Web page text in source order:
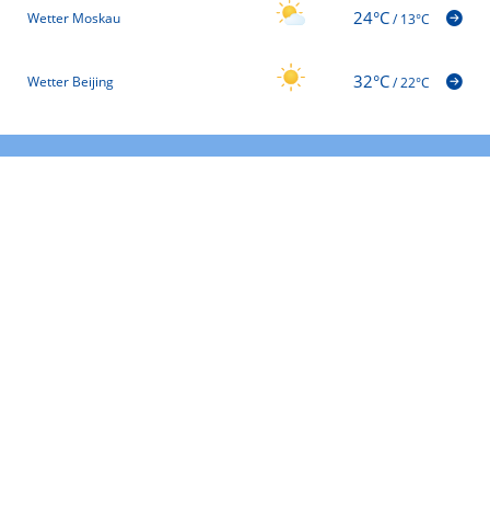
Wetter Moskau 24°C/13°C
Wetter Beijing 32°C/22°C